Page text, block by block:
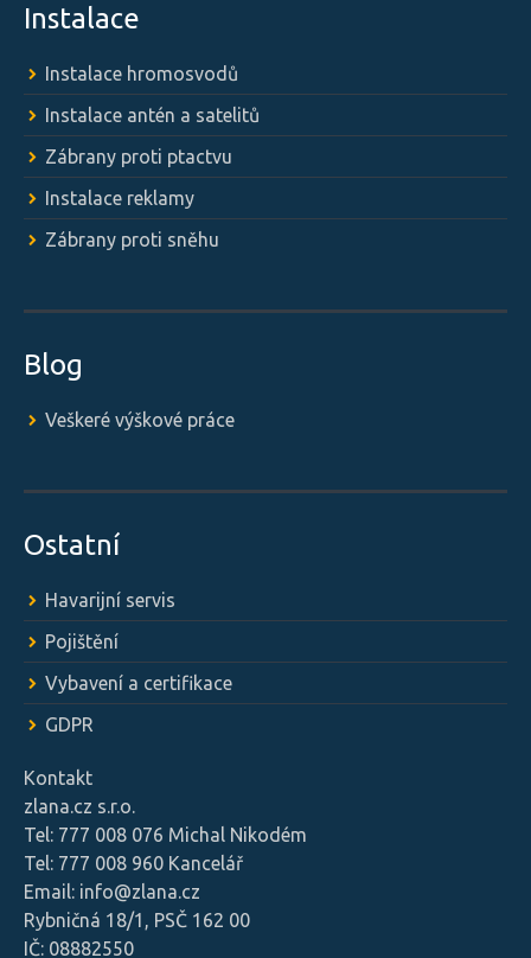
Instalace
Instalace hromosvodů
Instalace antén a satelitů
Zábrany proti ptactvu
Instalace reklamy
Zábrany proti sněhu
Blog
Veškeré výškové práce
Ostatní
Havarijní servis
Pojištění
Vybavení a certifikace
GDPR
Kontakt
zlana.cz s.r.o.
Tel: 777 008 076 Michal Nikodém
Tel: 777 008 960 Kancelář
Email: info@zlana.cz
Rybničná 18/1, PSČ 162 00
IČ: 08882550